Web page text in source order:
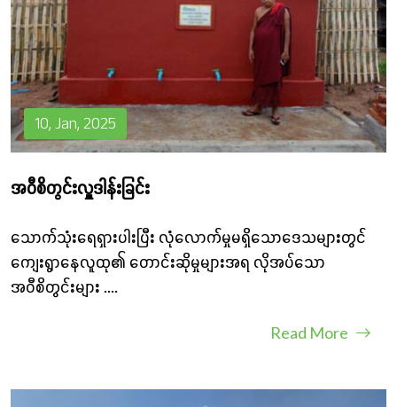
10, Jan, 2025
အဝီစိတွင်းလှူဒါန်းခြင်း
သောက်သုံးရေရှားပါးပြီး လုံလောက်မှုမရှိသောဒေသများတွင်
ကျေးရွာနေလူထု၏ တောင်းဆိုမှုများအရ လိုအပ်သော
အဝီစိတွင်းများ ....
Read More